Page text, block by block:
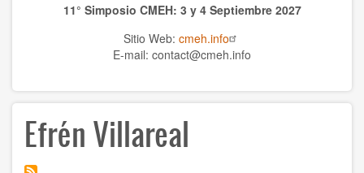
Culture
Spirituality
11° Simposio CMEH: 3 y 4 Septiembre 2027
Sitio Web: cmeh.info
E-mail: contact@cmeh.info
Efrén Villareal